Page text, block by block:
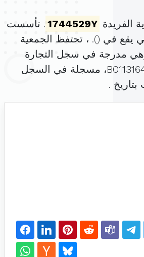
الفريدة 1744529Y . تأسست
يقع في (). ، تحتفظ الجمعية
مدرجة في سجل التجارة
تحت الرقم B011316482021، مسجلة في السجل
.